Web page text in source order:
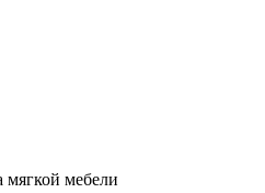
мягкой мебели